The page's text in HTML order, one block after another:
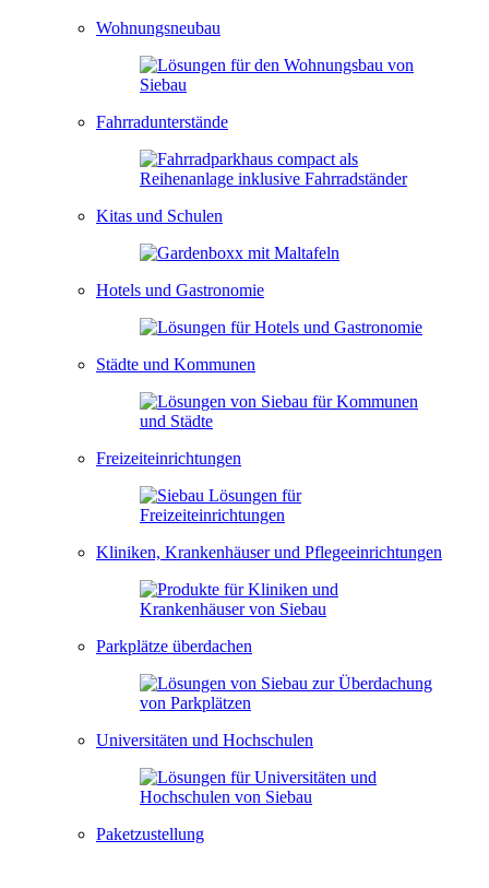
Wohnungsneubau
Fahrradunterstände
Kitas und Schulen
Hotels und Gastronomie
Städte und Kommunen
Freizeiteinrichtungen
Kliniken, Krankenhäuser und Pflegeeinrichtungen
Parkplätze überdachen
Universitäten und Hochschulen
Paketzustellung